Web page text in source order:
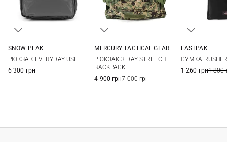
SNOW PEAK
РЮКЗАК EVERYDAY USE
6 300 грн
MERCURY TACTICAL GEAR
РЮКЗАК 3 DAY STRETCH
BACKPACK
4 900 грн7 000 грн
EASTPAK
СУМКА
1 260 грн1 800